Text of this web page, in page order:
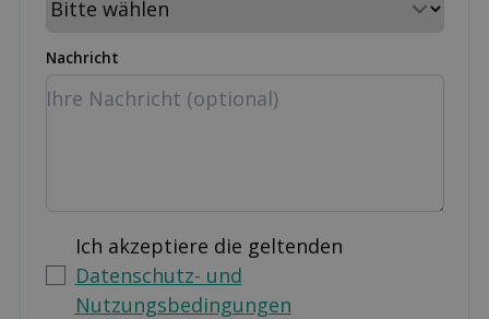
Nachricht
Ich akzeptiere die geltenden
Datenschutz- und
Nutzungsbedingungen